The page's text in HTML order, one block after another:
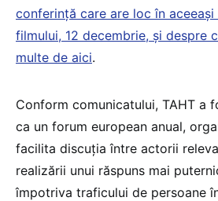
conferință care are loc în
filmului, 12 decembrie, și despre
multe de aici.
Conform comunicatului, TAHT a
ca un forum european anual,
facilita discuția între actorii
realizării unui răspuns mai
împotriva traficului de persoane